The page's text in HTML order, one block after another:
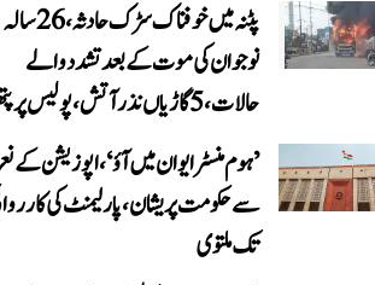
پٹنہ میں خوفناک سڑک حادثہ، 26 سالہ
نوجوان کی موت کے بعد تشدد والے
حالات، 5 گاڑیاں نذر آتش، پولیس پر پتھراؤ
’ہوم منسٹر ایوان میں آؤ‘، اپوزیشن کے
سے حکومت پریشان، پارلیمنٹ کی
تک ملتوی